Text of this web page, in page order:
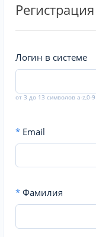
Логин в системе
от 3 до 13 символов a-z,0-9
* Email
* Фамилия